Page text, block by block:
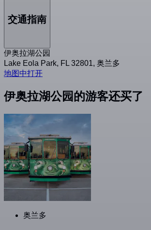
交通指南
伊奥拉湖公园
Lake Eola Park, FL 32801, 奥兰多
地图中打开
伊奥拉湖公园的游客还买了
奥兰多